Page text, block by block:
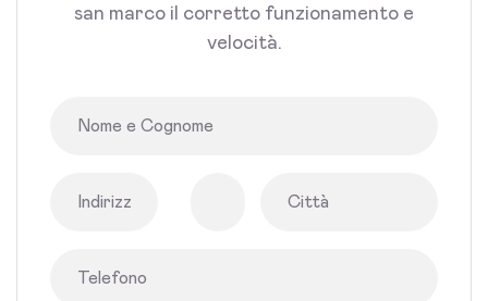
san marco il corretto funzionamento e
velocità.